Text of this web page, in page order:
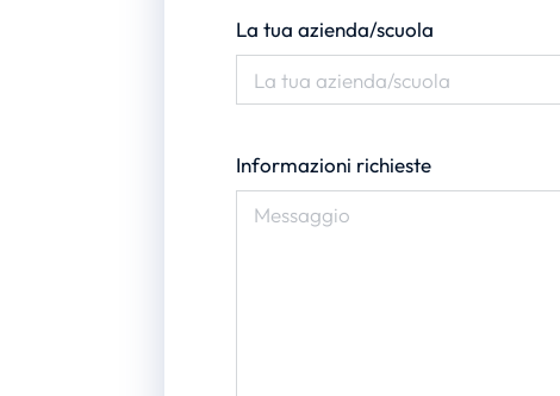
La tua azienda/scuola
Informazioni richieste